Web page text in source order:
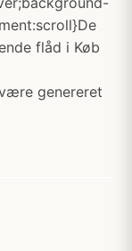
flåd i Køb
genereret